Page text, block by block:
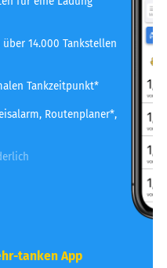
14.000 Tankstellen
Tankzeitpunkt*
Routenplaner*,
tanken App